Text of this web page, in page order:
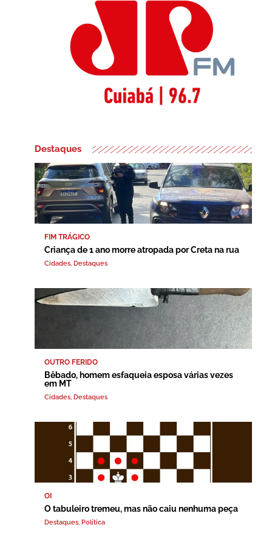
Destaques
FIM TRÁGICO
Criança de 1 ano morre atropada por Creta na rua
Cidades, Destaques
OUTRO FERIDO
Bêbado, homem esfaqueia esposa várias vezes
em MT
Cidades, Destaques
OI
O tabuleiro tremeu, mas não caiu nenhuma peça
Destaques, Política